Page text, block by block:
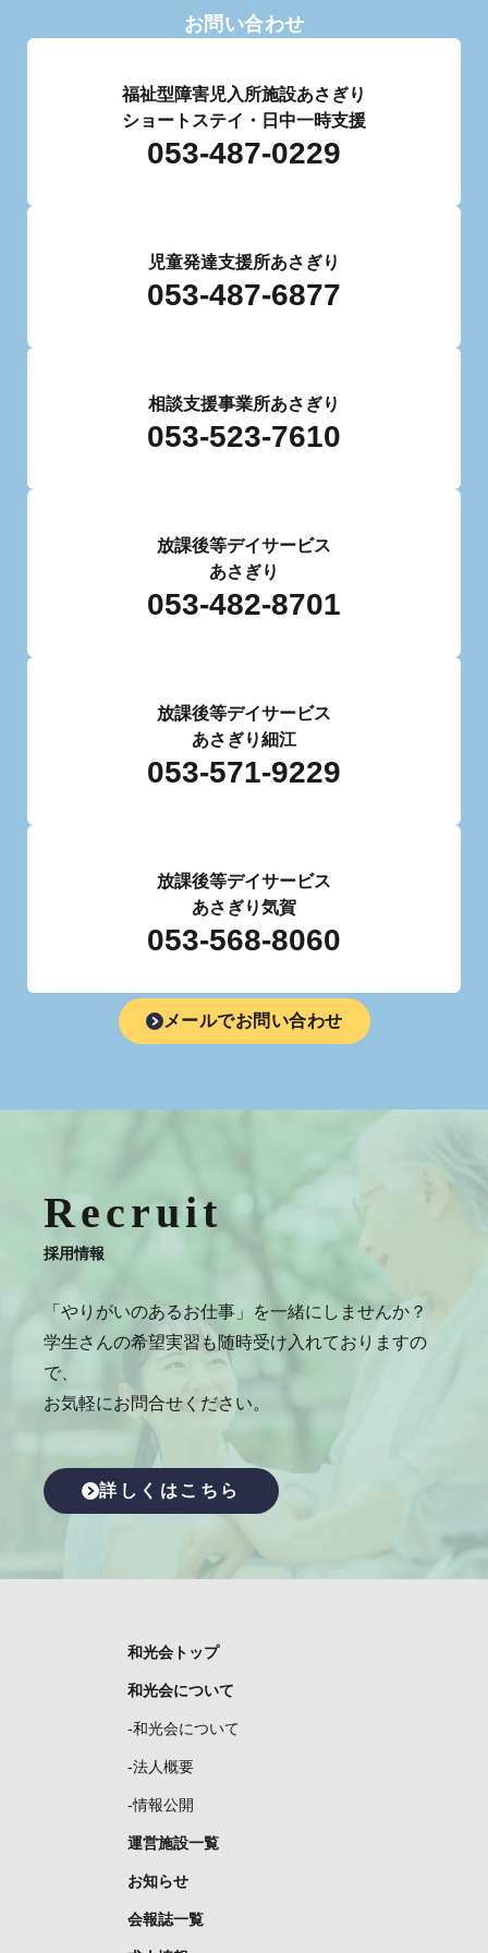
お問い合わせ
福祉型障害児入所施設あさぎり
ショートステイ・日中一時支援
053-487-0229
児童発達支援所あさぎり
053-487-6877
相談支援事業所あさぎり
053-523-7610
放課後等デイサービス
あさぎり
053-482-8701
放課後等デイサービス
あさぎり細江
053-571-9229
放課後等デイサービス
あさぎり気賀
053-568-8060
メールでお問い合わせ
Recruit
採用情報
「やりがいのあるお仕事」を一緒にしませんか？
学生さんの希望実習も随時受け入れておりますの
で、
お気軽にお問合せください。
詳しくはこちら
和光会トップ
和光会について
-和光会について
-法人概要
-情報公開
運営施設一覧
お知らせ
会報誌一覧